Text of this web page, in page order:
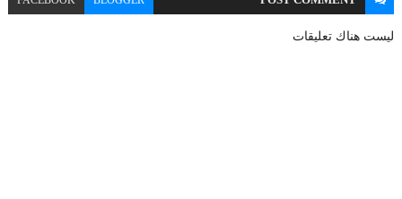
ليست هناك تعليقات